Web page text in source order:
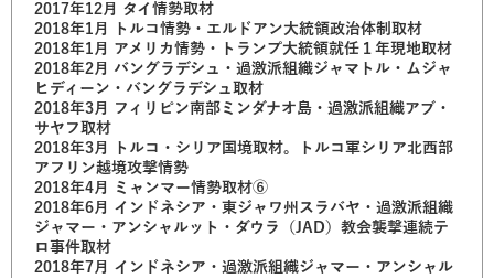
2017年12月 タイ情勢取材
2018年1月 トルコ情勢・エルドアン大統領政治体制取材
2018年1月 アメリカ情勢・トランプ大統領就任１年現地取材
2018年2月 バングラデシュ・過激派組織ジャマトル・ムジャ
ヒディーン・バングラデシュ取材
2018年3月 フィリピン南部ミンダナオ島・過激派組織アブ・
サヤフ取材
2018年3月 トルコ・シリア国境取材。トルコ軍シリア北西部
アフリン越境攻撃情勢
2018年4月 ミャンマー情勢取材⑥
2018年6月 インドネシア・東ジャワ州スラバヤ・過激派組織
ジャマー・アンシャルット・ダウラ（JAD）教会襲撃連続テ
ロ事件取材
2018年7月 インドネシア・過激派組織ジャマー・アンシャル